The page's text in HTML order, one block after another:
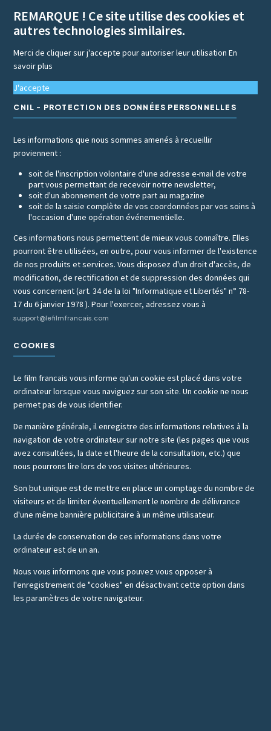
REMARQUE ! Ce site utilise des cookies et
autres technologies similaires.
Merci de cliquer sur j'accepte pour autoriser leur utilisationEn
savoir plus
J'accepte
CNIL - PROTECTION DES DONNÉES PERSONNELLES
Les informations que nous sommes amenés à recueillir
proviennent :
soit de l'inscription volontaire d'une adresse e-mail de votre
part vous permettant de recevoir notre newsletter,
soit d'un abonnement de votre part au magazine
soit de la saisie complète de vos coordonnées par vos soins à
l'occasion d'une opération événementielle.
Ces informations nous permettent de mieux vous connaître. Elles
pourront être utilisées, en outre, pour vous informer de l'existence
de nos produits et services. Vous disposez d'un droit d'accès, de
modification, de rectification et de suppression des données qui
vous concernent (art. 34 de la loi "Informatique et Libertés" n° 78-
17 du 6 janvier 1978 ). Pour l'exercer, adressez vous à
support@lefilmfrancais.com
COOKIES
Le film francais vous informe qu'un cookie est placé dans votre
ordinateur lorsque vous naviguez sur son site. Un cookie ne nous
permet pas de vous identifier.
De manière générale, il enregistre des informations relatives à la
navigation de votre ordinateur sur notre site (les pages que vous
avez consultées, la date et l'heure de la consultation, etc.) que
nous pourrons lire lors de vos visites ultérieures.
Son but unique est de mettre en place un comptage du nombre de
visiteurs et de limiter éventuellement le nombre de délivrance
d'une même bannière publicitaire à un même utilisateur.
La durée de conservation de ces informations dans votre
ordinateur est de un an.
Nous vous informons que vous pouvez vous opposer à
l'enregistrement de "cookies" en désactivant cette option dans
les paramètres de votre navigateur.